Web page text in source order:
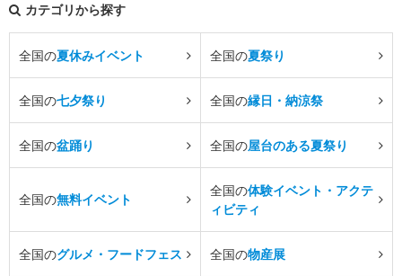
カテゴリから探す
全国の夏休みイベント 全国の夏祭り
全国の七夕祭り 全国の縁日・納涼祭
全国の盆踊り 全国の屋台のある夏祭り
全国の無料イベント
全国の体験イベント・アクテ
ィビティ
全国のグルメ・フードフェス 全国の物産展